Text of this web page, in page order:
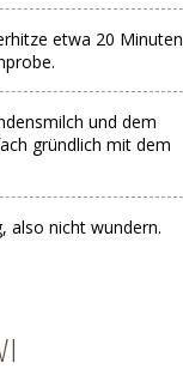
etwa 20 Minuten
und dem
gründlich mit dem
also nicht wundern.